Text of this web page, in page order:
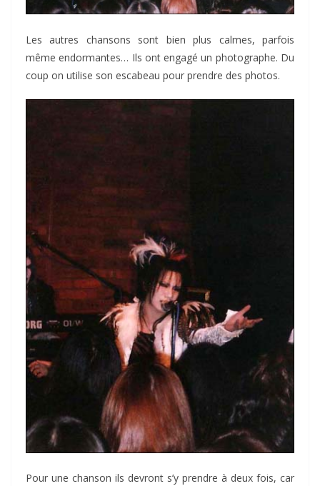
Les autres chansons sont bien plus calmes, parfois
même endormantes… Ils ont engagé un photographe. Du
coup on utilise son escabeau pour prendre des photos.
Pour une chanson ils devront s’y prendre à deux fois, car